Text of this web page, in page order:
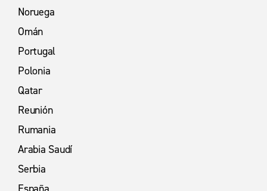
Noruega
Omán
Portugal
Polonia
Qatar
Reunión
Rumania
Arabia Saudí
Serbia